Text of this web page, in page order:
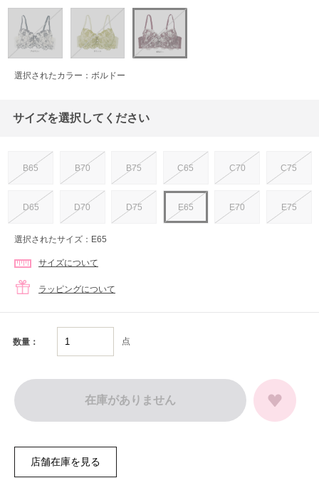
選択されたカラー：ボルドー
サイズを選択してください
B65 B70 B75 C65 C70 C75
D65 D70 D75 E65 E70 E75
選択されたサイズ：E65
サイズについて
ラッピングについて
数量： 点
在庫がありません